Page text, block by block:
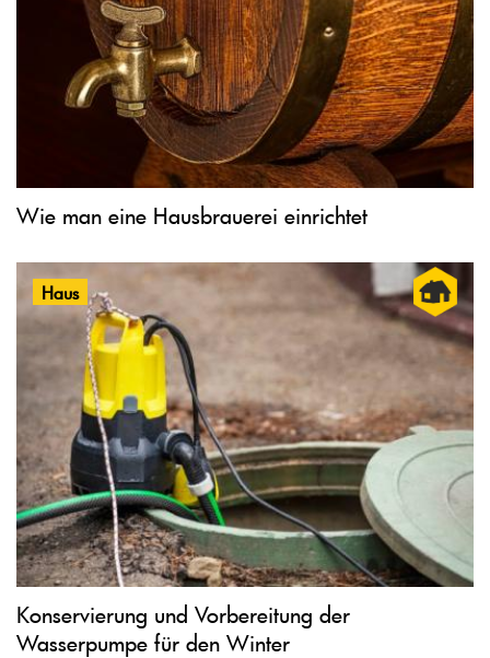
Wie man eine Hausbrauerei einrichtet
Haus
Konservierung und Vorbereitung der
Wasserpumpe für den Winter